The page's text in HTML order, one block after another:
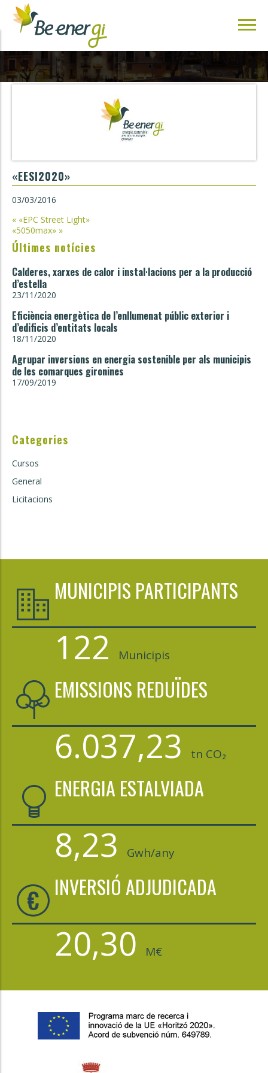
«EESI2020»
03/03/2016
Navegació
d'entrades
« «EPC Street Light»
«5050max» »
Últimes notícies
Calderes, xarxes de calor i instal·lacions per a la producció
d’estella
23/11/2020
Eficiència energètica de l’enllumenat públic exterior i
d’edificis d’entitats locals
18/11/2020
Agrupar inversions en energia sostenible per als municipis
de les comarques gironines
17/09/2019
Categories
Cursos
General
Licitacions
MUNICIPIS PARTICIPANTS
122 Municipis
EMISSIONS REDUÏDES
6.037,23 tn CO₂
ENERGIA ESTALVIADA
8,23 Gwh/any
INVERSIÓ ADJUDICADA
20,30 M€